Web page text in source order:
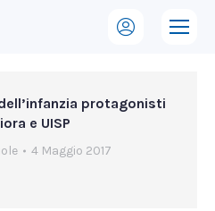
protagonisti
e UISP
4 Maggio 2017